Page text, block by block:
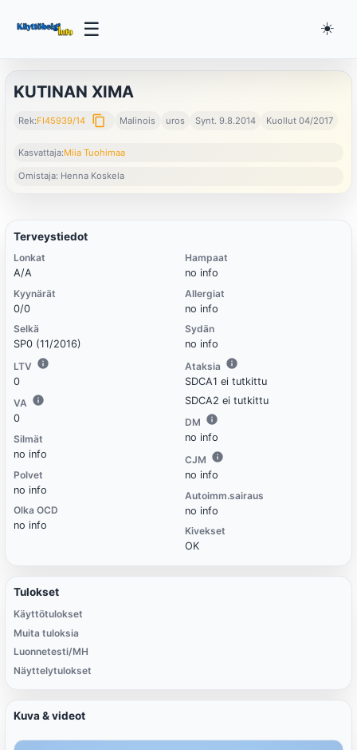
☰ ☀️
KUTINAN XIMA
Rek:FI45939/14 content_copy Malinois uros Synt. 9.8.2014 Kuollut 04/2017
Kasvattaja:Miia Tuohimaa
Omistaja: Henna Koskela
Terveystiedot
Lonkat
A/A
Kyynärät
0/0
Selkä
SP0 (11/2016)
LTV
0
VA
0
Silmät
no info
Polvet
no info
Olka OCD
no info
Hampaat
no info
Allergiat
no info
Sydän
no info
Ataksia
SDCA1 ei tutkittu
SDCA2 ei tutkittu
DM
no info
CJM
no info
Autoimm.sairaus
no info
Kivekset
OK
Tulokset
Käyttötulokset
Muita tuloksia
Luonnetesti/MH
Näyttelytulokset
Kuva & videot